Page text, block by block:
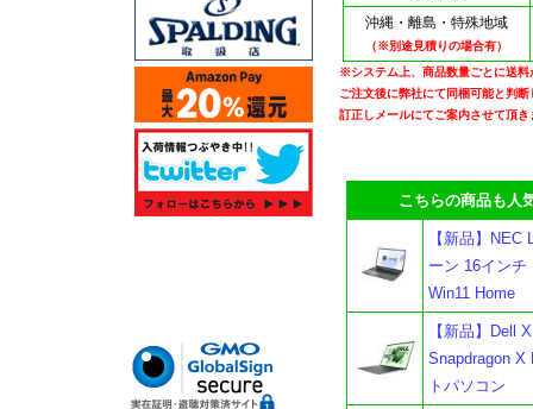
沖縄・離島・特殊地域
（※別途見積りの場合有）
※システム上、商品数量ごとに送料
ご注文後に弊社にて同梱可能と判
訂正しメールにてご案内させて頂き
こちらの商品も人気
【新品】
ーン 16イン
Win11 Home
【新品】Dell
Snapdragon X
トパソコン